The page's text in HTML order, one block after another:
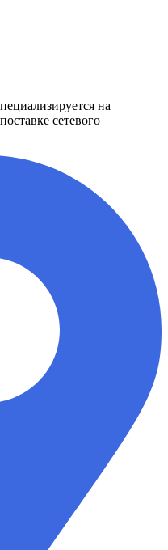
на
сетевого